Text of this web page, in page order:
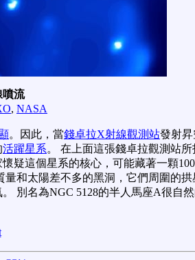
噴流
, NASA
。因此，當錢卓拉X射線觀測站發射
活躍星系。 在上面這張錢卓拉觀測站所
疑這個星系的核心，可能藏著一顆
和太陽差不多的黑洞，它們周圍的拱
別名為NGC 5128的半人馬座A很自